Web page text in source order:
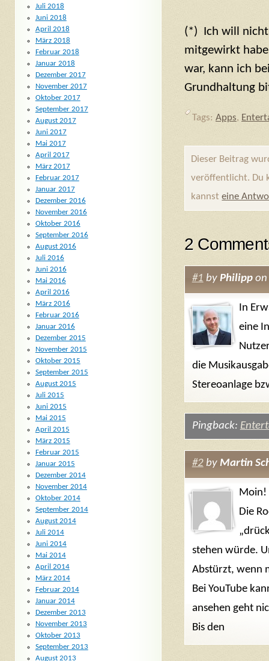
(*) Ich will nicht
mitgewirkt
war, kann ich
Grundhaltung
Tags: Apps,
Dieser Beitrag
veröffentlicht. Du
kannsteine
2
#1 by Philippon
In
eine
die
Stereoanlage
Pingback:
#2by Martin
Moin!
Die
stehen würde.
Abstürzt, wenn
Bei YouTube
ansehen geht
Bis den
Juli 2018
Juni 2018
April 2018
März 2018
Februar 2018
Januar 2018
Dezember 2017
November 2017
Oktober 2017
September 2017
August 2017
Juni 2017
Mai 2017
April 2017
März 2017
Februar 2017
Januar 2017
Dezember 2016
November 2016
Oktober 2016
September 2016
August 2016
Juli 2016
Juni 2016
Mai 2016
April 2016
März 2016
Februar 2016
Januar 2016
Dezember 2015
November 2015
Oktober 2015
September 2015
August 2015
Juli 2015
Juni 2015
Mai 2015
April 2015
März 2015
Februar 2015
Januar 2015
Dezember 2014
November 2014
Oktober 2014
September 2014
August 2014
Juli 2014
Juni 2014
Mai 2014
April 2014
März 2014
Februar 2014
Januar 2014
Dezember 2013
November 2013
Oktober 2013
September 2013
August 2013